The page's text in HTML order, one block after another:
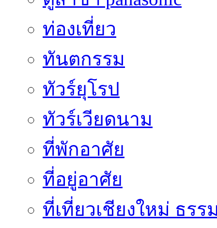
ท่องเที่ยว
ทันตกรรม
ทัวร์ยุโรป
ทัวร์เวียดนาม
ที่พักอาศัย
ที่อยู่อาศัย
ที่เที่ยวเชียงใหม่ ธรร